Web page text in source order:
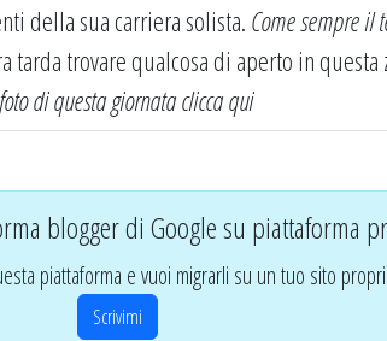
della sua carriera solista. Come sempre il
tarda trovare qualcosa di aperto in questa
di questa giornataclicca qui
blogger di Google su piattaforma
piattaforma e vuoi migrarli su un tuo sito
Scrivimi